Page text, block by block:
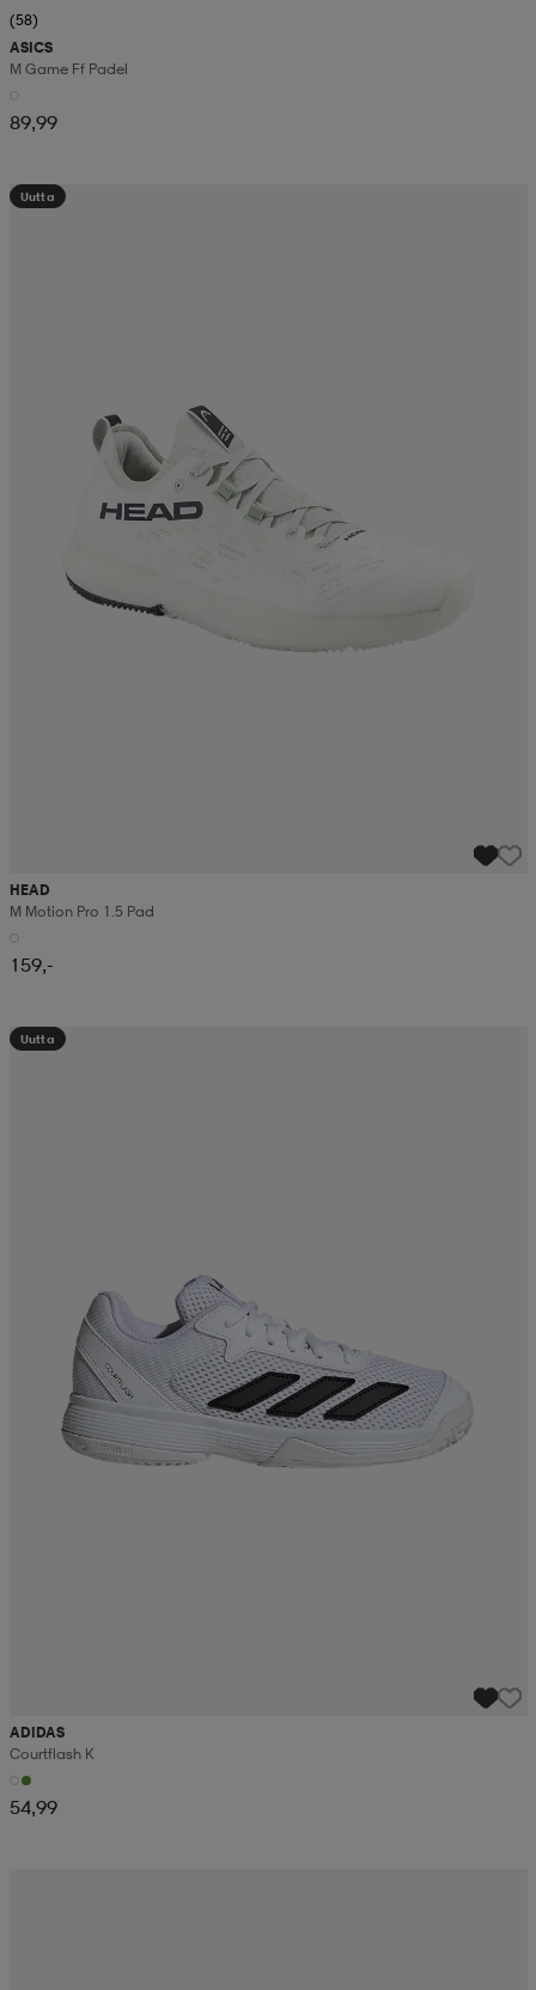
(58)
ASICS
M Game Ff Padel
89,99
Uutta
HEAD
M Motion Pro 1.5 Pad
159,-
Uutta
ADIDAS
Courtflash K
54,99